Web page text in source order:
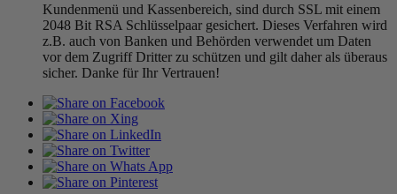
Kundenmenü und Kassenbereich, sind durch SSL mit einem
2048 Bit RSA Schlüsselpaar gesichert. Dieses Verfahren wird
z.B. auch von Banken und Behörden verwendet um Daten
vor dem Zugriff Dritter zu schützen und gilt daher als überaus
sicher. Danke für Ihr Vertrauen!